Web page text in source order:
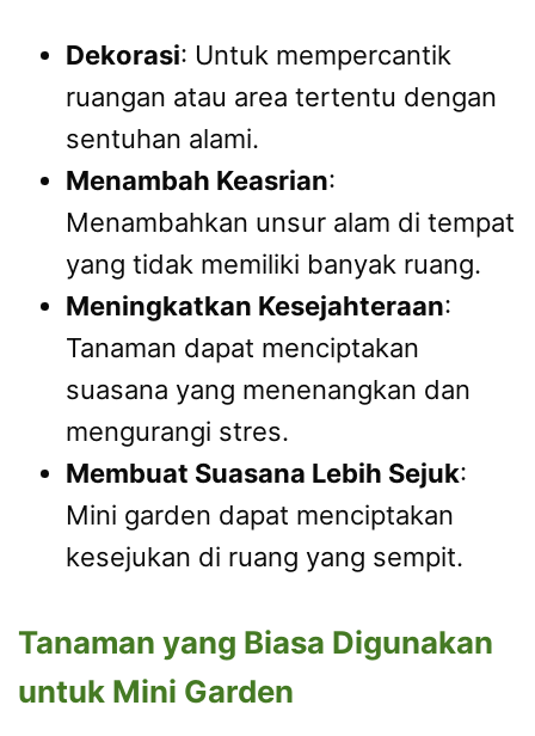
Dekorasi: Untuk mempercantik
ruangan atau area tertentu dengan
sentuhan alami.
Menambah Keasrian:
Menambahkan unsur alam di tempat
yang tidak memiliki banyak ruang.
Meningkatkan Kesejahteraan:
Tanaman dapat menciptakan
suasana yang menenangkan dan
mengurangi stres.
Membuat Suasana Lebih Sejuk:
Mini garden dapat menciptakan
kesejukan di ruang yang sempit.
Tanaman yang Biasa Digunakan
untuk Mini Garden